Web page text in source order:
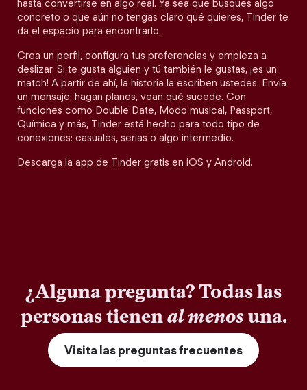
hasta convertirse en algo real. Ya sea que busques algo
concreto o que aún no tengas claro qué quieres, Tinder te
da el espacio para encontrarlo.
Crea un perfil, configura tus preferencias y empieza a
deslizar. Si te gusta alguien y tú también le gustas, ¡es un
match! A partir de ahí, la historia la escriben ustedes. Envía
un mensaje, hagan planes, vean qué sucede. Con
funciones como Double Date, Modo musical, Passport,
Química y más, Tinder está hecho para todo tipo de
conexiones: casuales, serias o algo intermedio.
Descarga la app de Tinder gratis en iOS y Android.
¿Alguna pregunta? Todas las
personas tienenal menosuna.
Visita las preguntas frecuentes